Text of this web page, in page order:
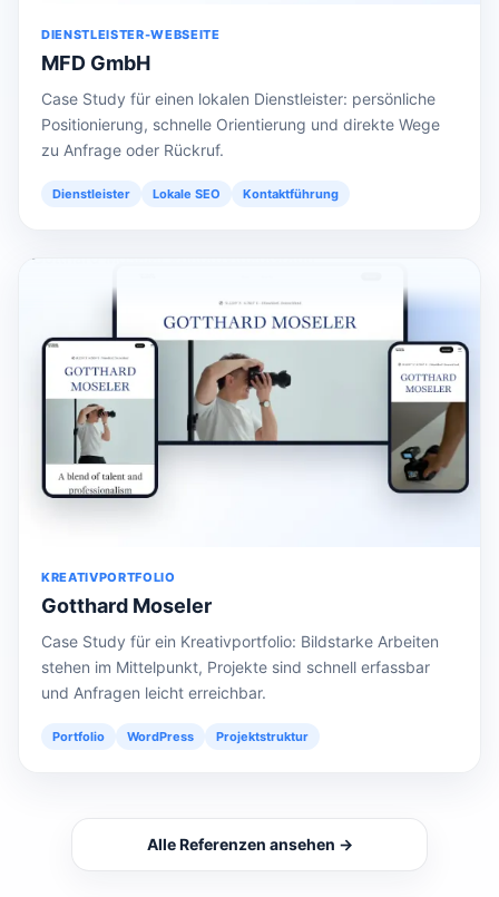
DIENSTLEISTER-WEBSEITE
MFD GmbH
Case Study für einen lokalen Dienstleister: persönliche
Positionierung, schnelle Orientierung und direkte Wege
zu Anfrage oder Rückruf.
Dienstleister Lokale SEO Kontaktführung
KREATIVPORTFOLIO
Gotthard Moseler
Case Study für ein Kreativportfolio: Bildstarke Arbeiten
stehen im Mittelpunkt, Projekte sind schnell erfassbar
und Anfragen leicht erreichbar.
Portfolio WordPress Projektstruktur
Alle Referenzen ansehen →